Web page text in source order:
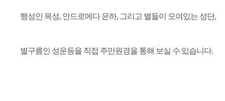
행성인 목성, 안드로메다 은하, 그리고 별들이 모여있는 성단,
별구름인 성운등을 직접 주만원경을 통해 보실 수 있습니다.